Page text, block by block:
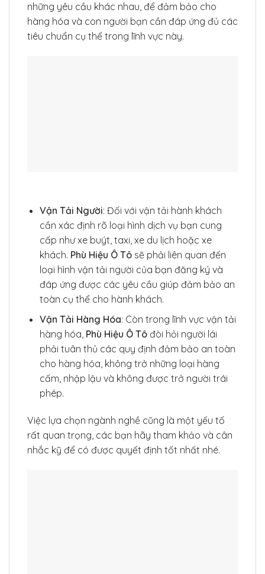
những yêu cầu khác nhau, để đảm bảo cho
hàng hóa và con người bạn cần đáp ứng đủ các
tiêu chuẩn cụ thể trong lĩnh vực này.
Vận Tải Người: Đối với vận tải hành khách
cần xác định rõ loại hình dịch vụ bạn cung
cấp như xe buýt, taxi, xe du lịch hoặc xe
khách. Phù Hiệu Ô Tôsẽ phải liên quan đến
loại hình vận tải người của bạn đăng ký và
đáp ứng được các yêu cầu giúp đảm bảo an
toàn cụ thể cho hành khách.
Vận Tải Hàng Hóa: Còn trong lĩnh vực vận tải
hàng hóa, Phù Hiệu Ô Tôđòi hỏi người lái
phải tuân thủ các quy định đảm bảo an toàn
cho hàng hóa, không trở những loại hàng
cấm, nhập lậu và không được trở người trái
phép.
Việc lựa chọn ngành nghề cũng là một yếu tố
rất quan trọng, các bạn hãy tham khảo và cân
nhắc kỹ để có được quyết định tốt nhất nhé.